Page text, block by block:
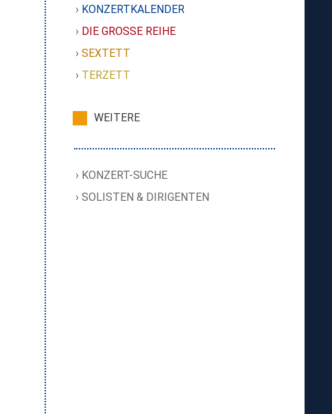
KONZERTKALENDER
DIE GROSSE REIHE
SEXTETT
TERZETT
WEITERE
KONZERT-SUCHE
SOLISTEN & DIRIGENTEN